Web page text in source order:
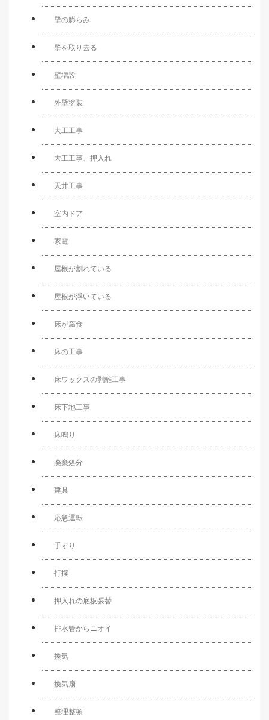
壁の膨らみ
壁を取り去る
壁増設
外壁塗装
大工工事
大工工事、押入れ
天井工事
室内ドア
家電
屋根が割れている
屋根が浮いている
床が腐食
床の工事
床ワックスの剥離工事
床下地工事
床鳴り
廃棄処分
建具
応急運転
手すり
打撲
押入れの底板張替
排水管からニオイ
換気
換気扇
整理整頓